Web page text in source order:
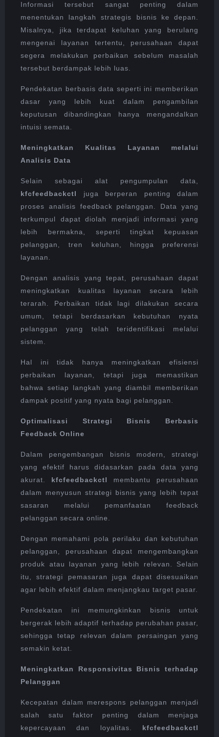
Informasi tersebut sangat penting dalam
menentukan langkah strategis bisnis ke depan.
Misalnya, jika terdapat keluhan yang berulang
mengenai layanan tertentu, perusahaan dapat
segera melakukan perbaikan sebelum masalah
tersebut berdampak lebih luas.
Pendekatan berbasis data seperti ini memberikan
dasar yang lebih kuat dalam pengambilan
keputusan dibandingkan hanya mengandalkan
intuisi semata.
Meningkatkan Kualitas Layanan melalui
Analisis Data
Selain sebagai alat pengumpulan data,
kfcfeedbackctl
juga berperan penting dalam
proses analisis feedback pelanggan. Data yang
terkumpul dapat diolah menjadi informasi yang
lebih bermakna, seperti tingkat kepuasan
pelanggan, tren keluhan, hingga preferensi
layanan.
Dengan analisis yang tepat, perusahaan dapat
meningkatkan kualitas layanan secara lebih
terarah. Perbaikan tidak lagi dilakukan secara
umum, tetapi berdasarkan kebutuhan nyata
pelanggan yang telah teridentifikasi melalui
sistem.
Hal ini tidak hanya meningkatkan efisiensi
perbaikan layanan, tetapi juga memastikan
bahwa setiap langkah yang diambil memberikan
dampak positif yang nyata bagi pelanggan.
Optimalisasi Strategi Bisnis Berbasis
Feedback Online
Dalam pengembangan bisnis modern, strategi
yang efektif harus didasarkan pada data yang
akurat. kfcfeedbackctl
membantu perusahaan
dalam menyusun strategi bisnis yang lebih tepat
sasaran melalui pemanfaatan feedback
pelanggan secara online.
Dengan memahami pola perilaku dan kebutuhan
pelanggan, perusahaan dapat mengembangkan
produk atau layanan yang lebih relevan. Selain
itu, strategi pemasaran juga dapat disesuaikan
agar lebih efektif dalam menjangkau target pasar.
Pendekatan ini memungkinkan bisnis untuk
bergerak lebih adaptif terhadap perubahan pasar,
sehingga tetap relevan dalam persaingan yang
semakin ketat.
Meningkatkan Responsivitas Bisnis terhadap
Pelanggan
Kecepatan dalam merespons pelanggan menjadi
salah satu faktor penting dalam menjaga
kepercayaan dan loyalitas. kfcfeedbackctl